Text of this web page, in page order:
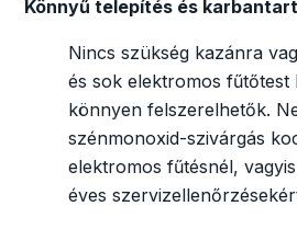
Könnyű telepítés és
Nincs szükség kazánra
és sok elektromos
könnyen felszerelhetők.
szénmonoxid-szivárgás
elektromos fűtésnél,
éves